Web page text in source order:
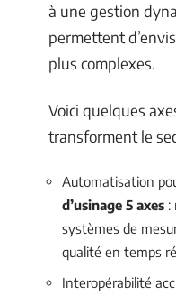
à une gestion
permettent
plus complexes.
Voici quelques
transforment le
Automatisation
d’usinage 5 axes :
systèmes de
qualité en temps
Interopérabilité